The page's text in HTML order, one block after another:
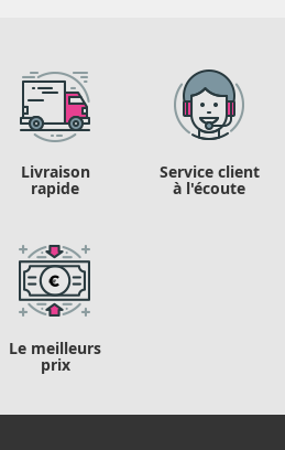
Livraison
rapide
Service client
à l'écoute
Le meilleurs
prix